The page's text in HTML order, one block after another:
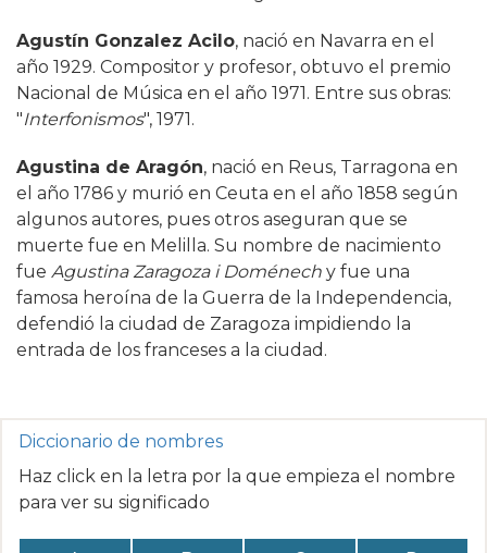
Agustín Gonzalez Acilo, nació en Navarra en el
año 1929. Compositor y profesor, obtuvo el premio
Nacional de Música en el año 1971. Entre sus obras:
"Interfonismos", 1971.
Agustina de Aragón, nació en Reus, Tarragona en
el año 1786 y murió en Ceuta en el año 1858 según
algunos autores, pues otros aseguran que se
muerte fue en Melilla. Su nombre de nacimiento
fue Agustina Zaragoza i Doménech y fue una
famosa heroína de la Guerra de la Independencia,
defendió la ciudad de Zaragoza impidiendo la
entrada de los franceses a la ciudad.
Diccionario de nombres
Haz click en la letra por la que empieza el nombre
para ver su significado